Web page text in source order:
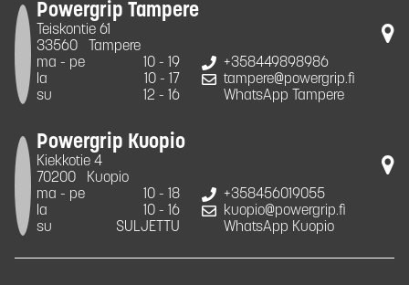
Powergrip Tampere
Teiskontie 61
33560
Tampere
ma - pe
10 - 19
la
10 - 17
su
12 - 16
+358449898986
tampere@powergrip.fi
WhatsApp Tampere
Powergrip Kuopio
Kiekkotie 4
70200
Kuopio
ma - pe
10 - 18
la
10 - 16
su
SULJETTU
+358456019055
kuopio@powergrip.fi
WhatsApp Kuopio